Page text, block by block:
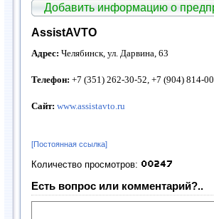
Добавить информацию о
AssistAVTO
Адрес: Челябинск, ул. Дарвина, 63
Телефон: +7 (351) 262-30-52, +7 (904) 814-
Сайт: www.assistavto.ru
[Постоянная ссылка]
Количество просмотров:
Есть вопрос или комментарий?..